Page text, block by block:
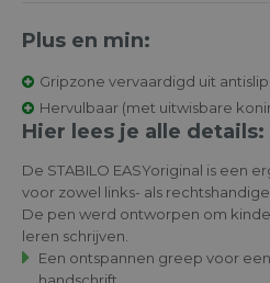
Plus en min:
Gripzone vervaardigd uit
Hervulbaar (met uitwisbare
Hier lees je alle details:
De STABILO EASYoriginal is een
voor zowel links- als
De pen werd ontworpen om
leren schrijven.
Een ontspannen greep voor
handschrift